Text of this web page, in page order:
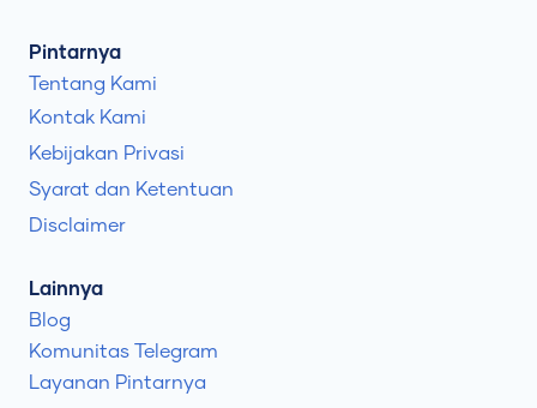
Pintarnya
Tentang Kami
Kontak Kami
Kebijakan Privasi
Syarat dan Ketentuan
Disclaimer
Lainnya
Blog
Komunitas Telegram
Layanan Pintarnya